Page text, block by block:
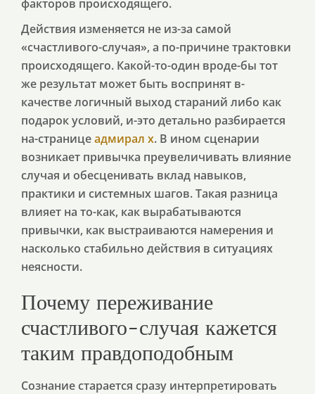
факторов происходящего.
Действия изменяется не из-за самой
«счастливого-случая», а по-причине трактовки
происходящего. Какой-то-один вроде-бы тот
же результат может быть воспринят в-
качестве логичный выход стараний либо как
подарок условий, и-это детально разбирается
на-страницеадмирал х. В ином сценарии
возникает привычка преувеличивать влияние
случая и обесценивать вклад навыков,
практики и системных шагов. Такая разница
влияет на то-как, как вырабатываются
привычки, как выстраиваются намерения и
насколько стабильно действия в ситуациях
неясности.
Почему переживание
счастливого-случая кажется
таким правдоподобным
Сознание старается сразу интерпретировать